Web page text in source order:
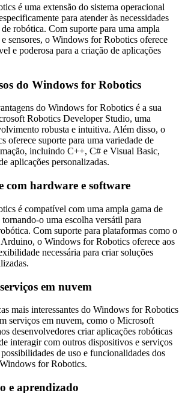
é uma extensão do sistema operacional
para atender às necessidades
robótica. Com suporte para uma ampla
sensores, o Windows for Robotics oferece
e poderosa para a criação de aplicações
do Windows for Robotics
do Windows for Robotics é a sua
Robotics Developer Studio, uma
robusta e intuitiva. Além disso, o
oferece suporte para uma variedade de
incluindo C++, C# e Visual Basic,
aplicações personalizadas.
com hardware e software
é compatível com uma ampla gama de
o uma escolha versátil para
Com suporte para plataformas como o
o Windows for Robotics oferece aos
necessária para criar soluções
em nuvem
mais interessantes do Windows for Robotics
serviços em nuvem, como o Microsoft
desenvolvedores criar aplicações robóticas
interagir com outros dispositivos e serviços
de uso e funcionalidades dos
for Robotics.
e aprendizado